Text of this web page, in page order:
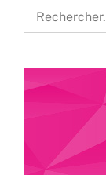
Rechercher: